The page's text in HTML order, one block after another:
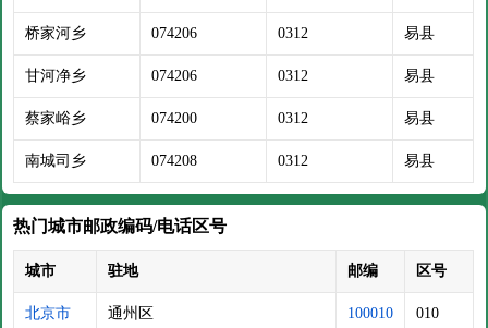
桥家河乡 074206 0312 易县
甘河净乡 074206 0312 易县
蔡家峪乡 074200 0312 易县
南城司乡 074208 0312 易县
热门城市邮政编码/电话区号
城市 驻地 邮编 区号
北京市 通州区 100010 010